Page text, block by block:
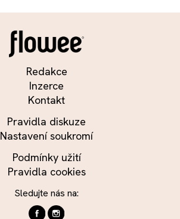
Redakce
Inzerce
Kontakt
Pravidla diskuze
Nastavení soukromí
Podmínky užití
Pravidla cookies
Sledujte nás na: